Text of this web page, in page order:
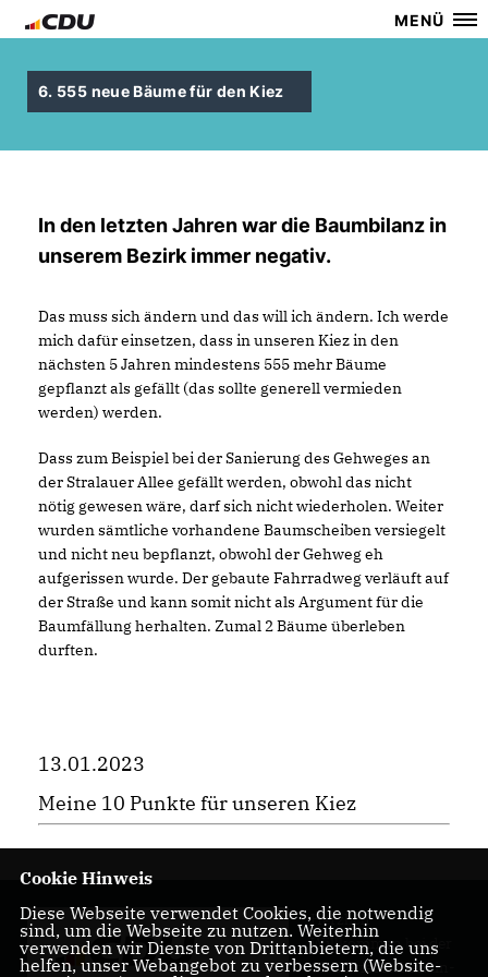
MENÜ
6. 555 neue Bäume für den Kiez
In den letzten Jahren war die Baumbilanz in
unserem Bezirk immer negativ.
Das muss sich ändern und das will ich ändern. Ich werde
mich dafür einsetzen, dass in unseren Kiez in den
nächsten 5 Jahren mindestens 555 mehr Bäume
gepflanzt als gefällt (das sollte generell vermieden
werden) werden.
Dass zum Beispiel bei der Sanierung des Gehweges an
der Stralauer Allee gefällt werden, obwohl das nicht
nötig gewesen wäre, darf sich nicht wiederholen. Weiter
wurden sämtliche vorhandene Baumscheiben versiegelt
und nicht neu bepflanzt, obwohl der Gehweg eh
aufgerissen wurde. Der gebaute Fahrradweg verläuft auf
der Straße und kann somit nicht als Argument für die
Baumfällung herhalten. Zumal 2 Bäume überleben
durften.
13.01.2023
Meine 10 Punkte für unseren Kiez
Herzlich
Willkommen bei der
CDU Friedrichshain-
Cookie Hinweis
Diese Webseite verwendet Cookies, die notwendig
sind, um die Webseite zu nutzen. Weiterhin
verwenden wir Dienste von Drittanbietern, die uns
helfen, unser Webangebot zu verbessern (Website-